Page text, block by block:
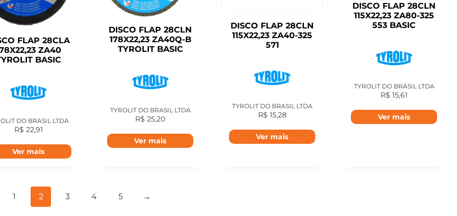
FLAP 28CLA
ZA40
BASIC
DO BRASIL LTDA
R$ 22,91
Ver mais
DISCO FLAP 28CLN
178X22,23 ZA40Q-B
TYROLIT BASIC
TYROLIT DO BRASIL LTDA
R$ 25,20
Ver mais
DISCO FLAP 28CLN
115X22,23 ZA40-325
571
TYROLIT DO BRASIL LTDA
R$ 15,28
Ver mais
DISCO FLAP 28CLN
115X22,23 ZA80-325
553 BASIC
TYROLIT DO BRASIL LTDA
R$ 15,61
Ver mais
1 2 3 4 5 →